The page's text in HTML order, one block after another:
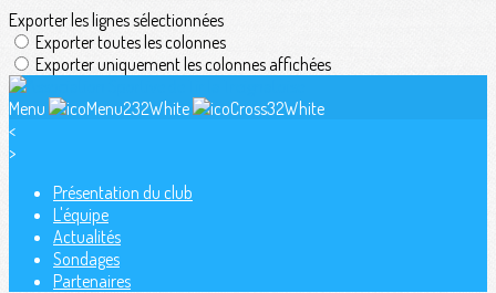
Exporter les lignes sélectionnées
Exporter toutes les colonnes
Exporter uniquement les colonnes affichées
Menu
<
>
Présentation du club
L'équipe
Actualités
Sondages
Partenaires